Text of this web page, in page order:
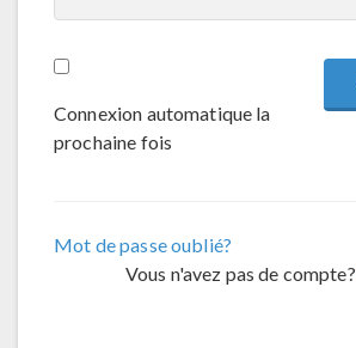
Connexion automatique la
prochaine fois
Mot de passe oublié?
Vous n'avez pas de compte?